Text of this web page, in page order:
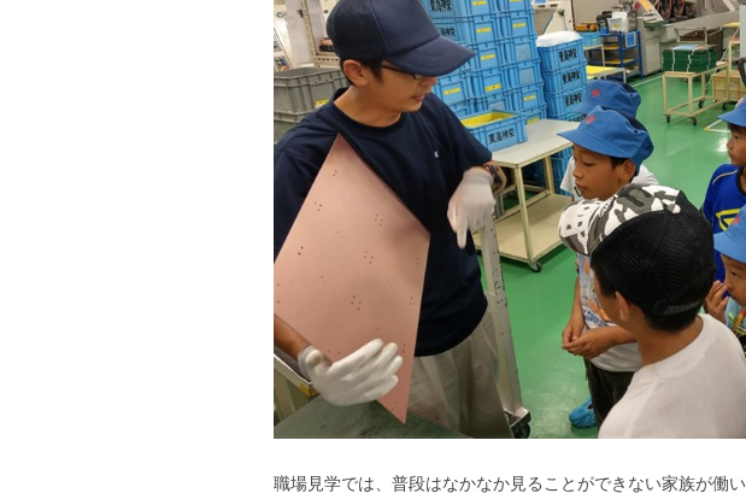
職場見学では、普段はなかなか見ることができない家族が働